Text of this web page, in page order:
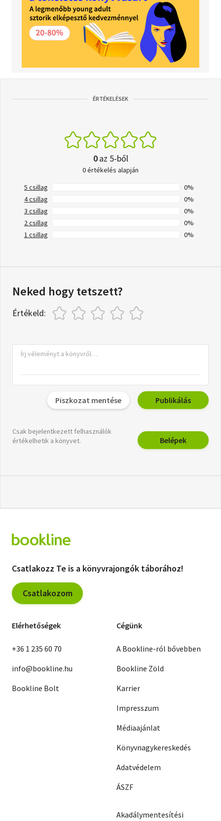
ÉRTÉKELÉSEK
0az 5-ből
0 értékelés alapján
5 csillag
0%
4 csillag
0%
3 csillag
0%
2 csillag
0%
1 csillag
0%
Neked hogy tetszett?
Értékeld:
Piszkozat mentése Publikálás
Csak bejelentkezett felhasználók
értékelhetik a könyvet.
Belépek
Csatlakozz Te is a könyvrajongók táborához!
Csatlakozom
Elérhetőségek
+36 1 235 60 70
info@bookline.hu
Bookline Bolt
Cégünk
A Bookline-ról bővebben
Bookline Zöld
Karrier
Impresszum
Médiaajánlat
Könyvnagykereskedés
Adatvédelem
ÁSZF
Akadálymentesítési